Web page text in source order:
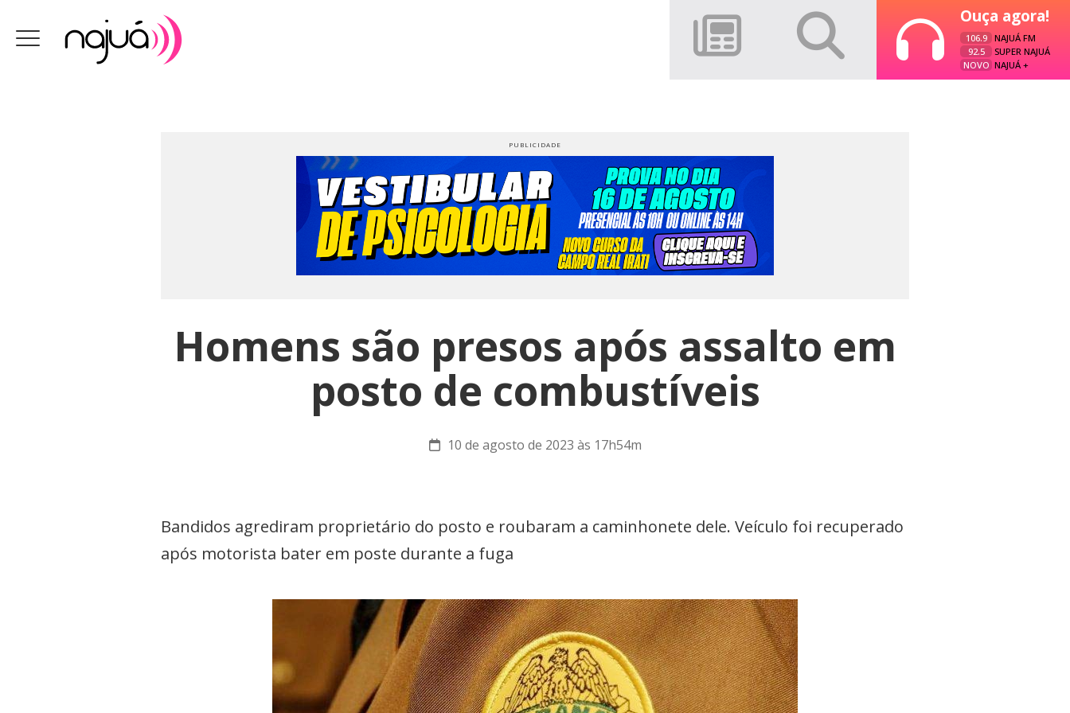
Ouça agora!
106.9
NAJUÁ FM
92.5
SUPER NAJUÁ
NOVO NAJUÁ +
Homens são presos após assalto em
posto de combustíveis
10 de agosto de 2023 às 17h54m
Bandidos agrediram proprietário do posto e roubaram a caminhonete dele. Veículo foi recuperado
após motorista bater em poste durante a fuga